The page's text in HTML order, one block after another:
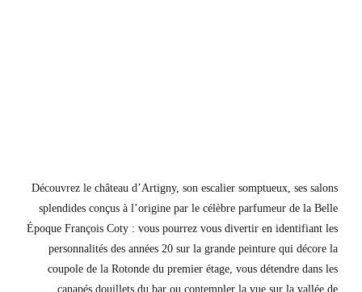
Découvrez le château d’Artigny, son escalier somptueux, ses salons
splendides conçus à l’origine par le célèbre parfumeur de la Belle
Époque François Coty : vous pourrez vous divertir en identifiant les
personnalités des années 20 sur la grande peinture qui décore la
coupole de la Rotonde du premier étage, vous détendre dans les
canapés douillets du bar ou contempler la vue sur la vallée de